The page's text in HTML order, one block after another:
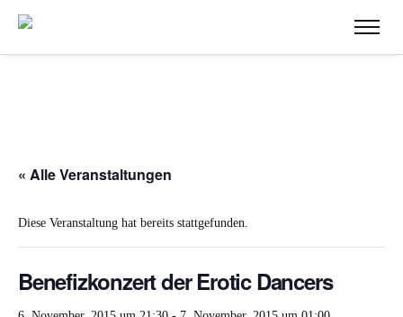
« Alle Veranstaltungen
Diese Veranstaltung hat bereits stattgefunden.
Benefizkonzert der Erotic Dancers